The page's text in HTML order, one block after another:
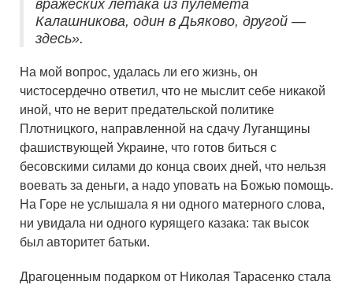
вражеских летака из пулемёта
Калашникова, один в Дьяково, другой —
здесь».
На мой вопрос, удалась ли его жизнь, он
чистосердечно ответил, что не мыслит себе никакой
иной, что не верит предательской политике
Плотницкого, направленной на сдачу Луганщины
фашиствующей Украине, что готов биться с
бесовскими силами до конца своих дней, что нельзя
воевать за деньги, а надо уповать на Божью помощь.
На Горе не услышала я ни одного матерного слова,
ни увидала ни одного курящего казака: так высок
был авторитет батьки.
Драгоценным подарком от Николая Тарасенко стала